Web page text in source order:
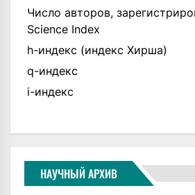
Число авторов,
Science Index
h-индекс (индекс Хирша)
q-индекс
i-индекс
НАУЧНЫЙ АРХИВ